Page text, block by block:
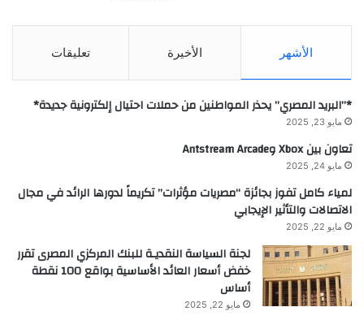
الأشهر الأخيرة تعليقات
*”البريد المصري” يحذر المواطنين من حملات احتيال إلكترونية جديدة*
مايو 23, 2025
تعاون بين Xbox وAntstream Arcade
مايو 24, 2025
لمياء كامل تفوز بجائزة “مصريات مؤثرات” تكريماً لدورها الرائد في مجال
الاتصالات والتأثير الإيجابي
مايو 22, 2025
لجنة السياسة النقديـة للبنك المركزي المصرى تقرر
خفض أسعار العائد الأساسية بواقع 100 نقطة
أساس
مايو 22, 2025